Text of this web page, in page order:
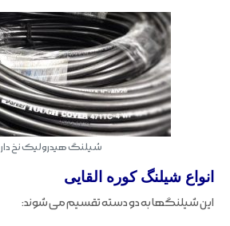
شیلنگ هیدرولیک نخ دار
انواع شیلنگ کوره القایی
این شیلنگها به دو دسته تقسیم می شوند: